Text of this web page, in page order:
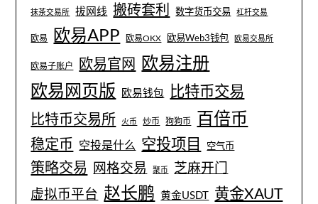
抹茶交易所 拔网线 搬砖套利 数字货币交易 杠杆交易
欧易 欧易APP 欧易OKX 欧易Web3钱包 欧易交易所
欧易子账户 欧易官网 欧易注册
欧易网页版 欧易钱包 比特币交易
比特币交易所 火币 炒币 狗狗币 百倍币
稳定币 空投是什么 空投项目 空气币
策略交易 网格交易 聚币
芝麻开门
虚拟币平台 赵长鹏 黄金USDT 黄金XAUT